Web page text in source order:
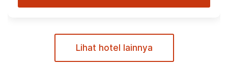
Lihat hotel lainnya